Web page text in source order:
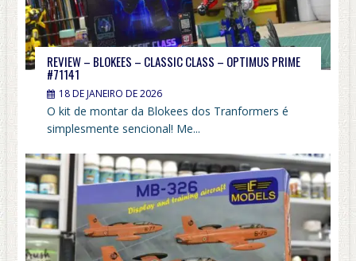
REVIEW – BLOKEES – CLASSIC CLASS – OPTIMUS PRIME
#71141
18 DE JANEIRO DE 2026
O kit de montar da Blokees dos Tranformers é
simplesmente sencional! Me...